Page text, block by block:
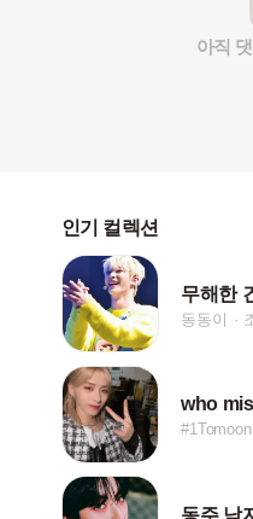
아직
인기 컬렉션
무해한
동동이
who
#1Tomoon